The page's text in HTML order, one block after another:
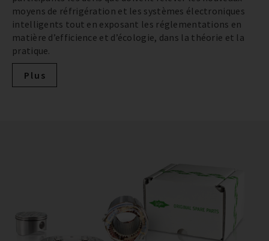
moyens de réfrigération et les systèmes électroniques
intelligents tout en exposant les réglementations en
matière d’efficience et d’écologie, dans la théorie et la
pratique.
Plus